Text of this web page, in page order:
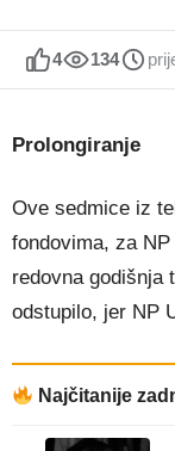
4 134
Prolongiranje
Ove sedmice iz
fondovima, za
redovna godišnja
odstupilo, jer NP
Najčitanije